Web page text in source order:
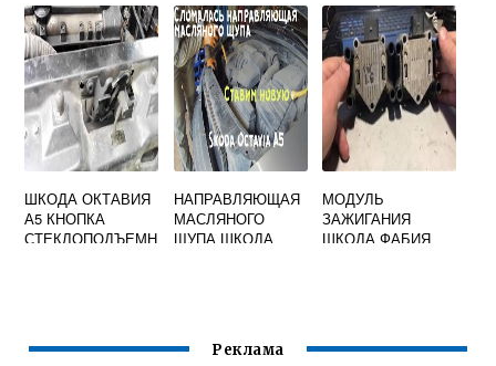
ШКОДА ОКТАВИЯ
А5 КНОПКА
СТЕКЛОПОДЪЕМН
НАПРАВЛЯЮЩАЯ
МАСЛЯНОГО
ЩУПА ШКОДА
МОДУЛЬ
ЗАЖИГАНИЯ
ШКОДА ФАБИЯ
Реклама